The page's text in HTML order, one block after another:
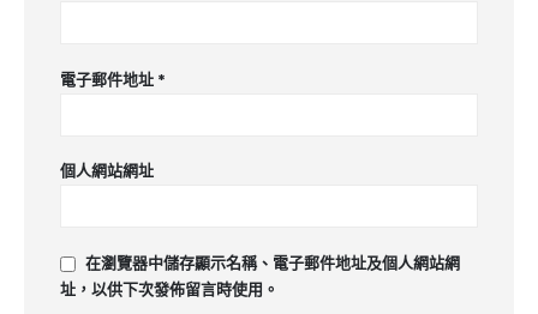
電子郵件地址 *
個人網站網址
在瀏覽器中儲存顯示名稱、電子郵件地址及個人網站網
址，以供下次發佈留言時使用。